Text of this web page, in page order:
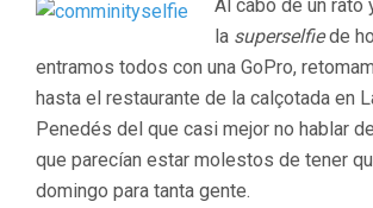
Al cabo de un rato
la superselfiede
entramos todos con una GoPro,
hasta el restaurante de la calçotada en
Penedés del que casi mejor no hablar
que parecían estar molestos de tener
domingo para tanta gente.